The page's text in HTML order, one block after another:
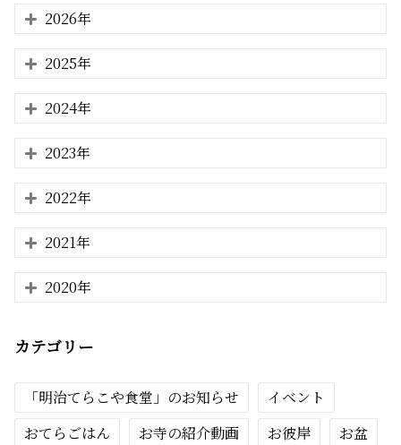
2026年
2025年
2024年
2023年
2022年
2021年
2020年
カテゴリー
「明治てらこや食堂」のお知らせ
イベント
おてらごはん
お寺の紹介動画 お彼岸
お盆